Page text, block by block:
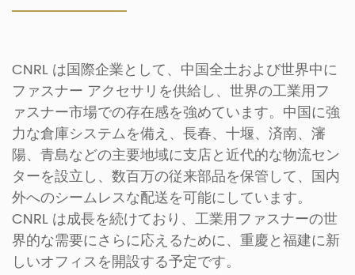
CNRL は国際企業として、中国全土および世界中に
ファスナー アクセサリを供給し、世界の工業用フ
ァスナー市場での存在感を強めています。中国に強
力な倉庫システムを備え、長春、十堰、済南、瀋
陽、青島などの主要地域に支店と近代的な物流セン
ターを設立し、数百万の従来部品を保管して、国内
外へのシームレスな配送を可能にしています。
CNRL は成長を続けており、工業用ファスナーの世
界的な需要にさらに応えるために、重慶と福建に新
しいオフィスを開設する予定です。